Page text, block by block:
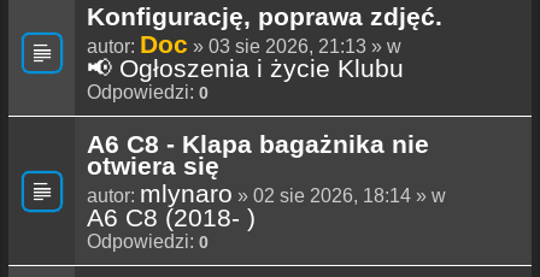
Konfigurację, poprawa zdjęć.
autor: Doc » 03 sie 2026, 21:13 » w
📢 Ogłoszenia i życie Klubu
Odpowiedzi: 0
A6 C8 - Klapa bagażnika nie
otwiera się
autor: mlynaro » 02 sie 2026, 18:14 » w
A6 C8 (2018- )
Odpowiedzi: 0